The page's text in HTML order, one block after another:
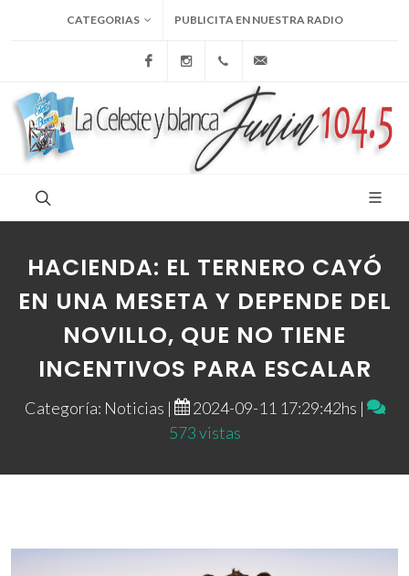
CATEGORIAS PUBLICITA EN NUESTRA RADIO
FacebookInstagram+54 9 236 465-4833
HACIENDA: EL TERNERO CAYÓ
EN UNA MESETA Y DEPENDE DEL
NOVILLO, QUE NO TIENE
INCENTIVOS PARA ESCALAR
Categoría: Noticias |
2024-09-11 17:29:42hs |
573 vistas